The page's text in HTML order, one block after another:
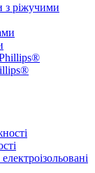
з ріжучими